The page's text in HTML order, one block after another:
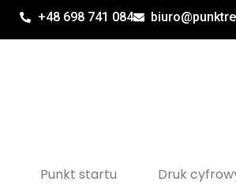
+48 698 741 084
Punkt startu Druk